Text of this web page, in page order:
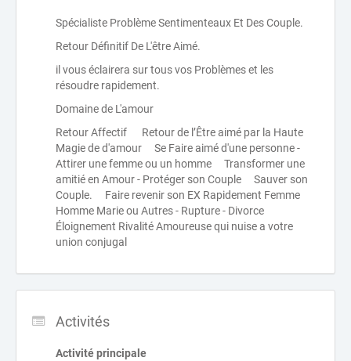
Spécialiste Problème Sentimenteaux Et Des Couple.
Retour Définitif De L'être Aimé.
il vous éclairera sur tous vos Problèmes et les
résoudre rapidement.
Domaine de L'amour
Retour Affectif Retour de l’Être aimé par la Haute
Magie de d'amour Se Faire aimé d'une personne -
Attirer une femme ou un homme Transformer une
amitié en Amour - Protéger son Couple Sauver son
Couple. Faire revenir son EX Rapidement Femme
Homme Marie ou Autres - Rupture - Divorce
Éloignement Rivalité Amoureuse qui nuise a votre
union conjugal
Activités
Activité principale